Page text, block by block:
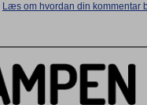
Læs om hvordan din kommentar